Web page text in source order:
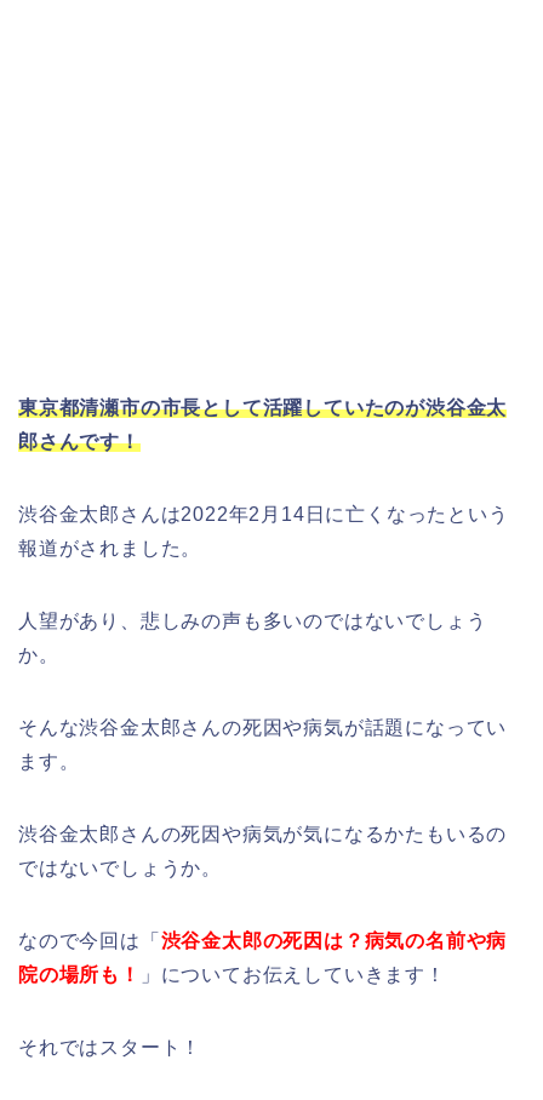
東京都清瀬市の市長として活躍していたのが渋谷金太
郎さんです！
渋谷金太郎さんは2022年2月14日に亡くなったという
報道がされました。
人望があり、悲しみの声も多いのではないでしょう
か。
そんな渋谷金太郎さんの死因や病気が話題になってい
ます。
渋谷金太郎さんの死因や病気が気になるかたもいるの
ではないでしょうか。
なので今回は「 渋谷金太郎の死因は？病気の名前や病
院の場所も！
」についてお伝えしていきます！
それではスタート！